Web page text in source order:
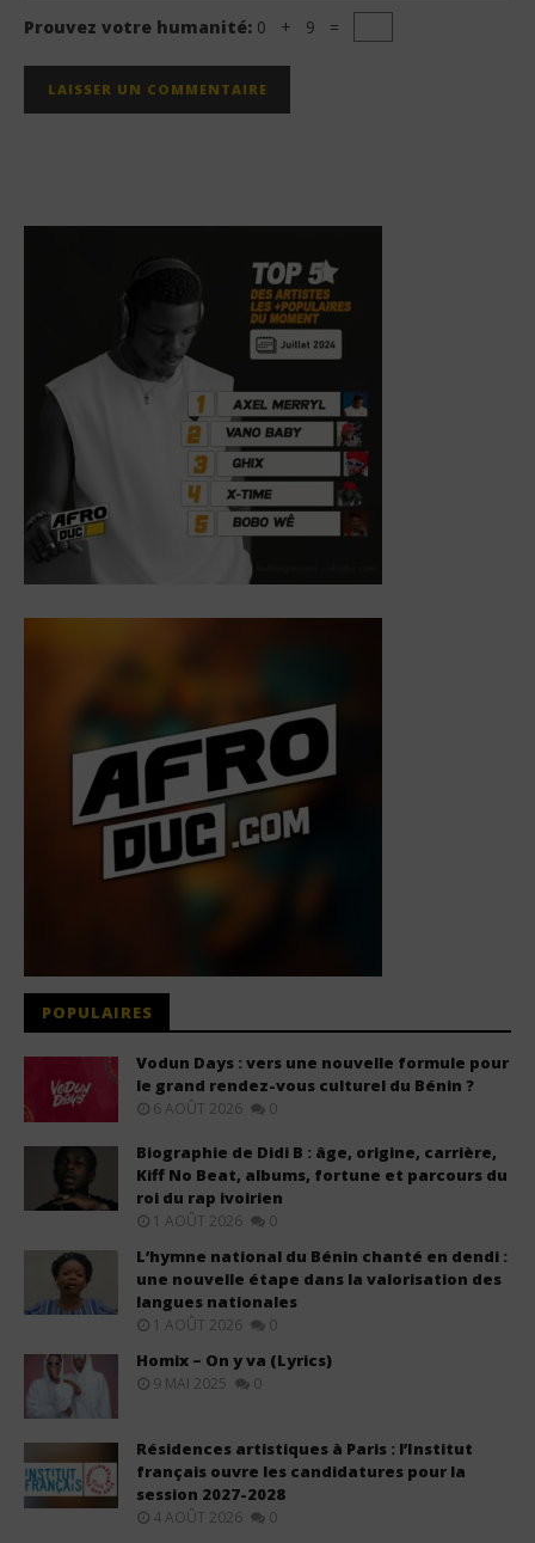
Prouvez votre humanité: 0 + 9 =
POPULAIRES
Vodun Days : vers une nouvelle formule pour
le grand rendez-vous culturel du Bénin ?
6 AOÛT 2026 0
Biographie de Didi B : âge, origine, carrière,
Kiff No Beat, albums, fortune et parcours du
roi du rap ivoirien
1 AOÛT 2026 0
L’hymne national du Bénin chanté en dendi :
une nouvelle étape dans la valorisation des
langues nationales
1 AOÛT 2026 0
Homix – On y va (Lyrics)
9 MAI 2025 0
Résidences artistiques à Paris : l’Institut
français ouvre les candidatures pour la
session 2027-2028
4 AOÛT 2026 0